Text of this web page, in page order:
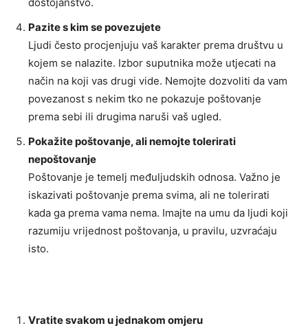
Pazite s kim se povezujete
Ljudi često procjenjuju vaš karakter prema društvu u
kojem se nalazite. Izbor suputnika može utjecati na
način na koji vas drugi vide. Nemojte dozvoliti da vam
povezanost s nekim tko ne pokazuje poštovanje
prema sebi ili drugima naruši vaš ugled.
Pokažite poštovanje, ali nemojte tolerirati
nepoštovanje
Poštovanje je temelj međuljudskih odnosa. Važno je
iskazivati poštovanje prema svima, ali ne tolerirati
kada ga prema vama nema. Imajte na umu da ljudi koji
razumiju vrijednost poštovanja, u pravilu, uzvraćaju
isto.
Vratite svakom u jednakom omjeru